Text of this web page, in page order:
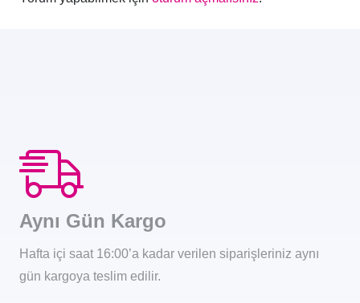
Aynı Gün Kargo
Hafta içi saat 16:00’a kadar verilen siparişleriniz aynı
gün kargoya teslim edilir.